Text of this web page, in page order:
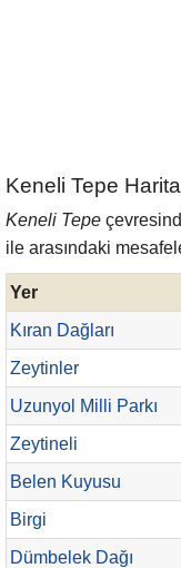
Keneli Tepe
Keneli Tepe
ile arasındaki
Yer
Kıran Dağları
Zeytinler
Uzunyol Milli Parkı
Zeytineli
Belen Kuyusu
Birgi
Dümbelek Dağı